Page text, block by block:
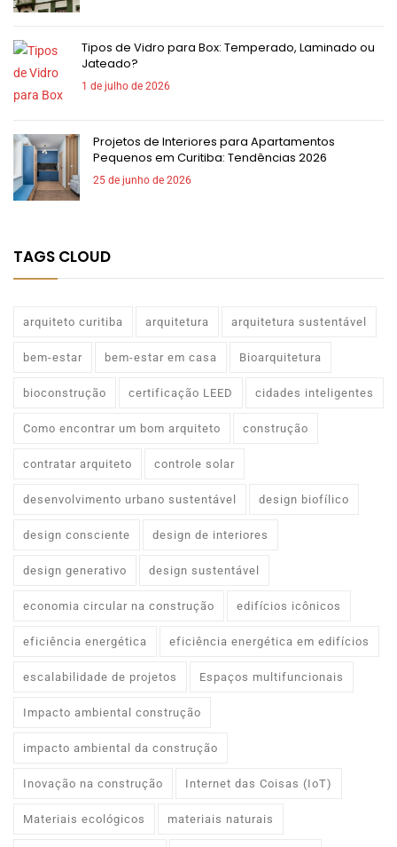
Tipos de Vidro para Box: Temperado, Laminado ou
Jateado?
1 de julho de 2026
Projetos de Interiores para Apartamentos
Pequenos em Curitiba: Tendências 2026
25 de junho de 2026
TAGS CLOUD
arquiteto curitiba arquitetura arquitetura sustentável
bem-estar bem-estar em casa Bioarquitetura
bioconstrução certificação LEED cidades inteligentes
Como encontrar um bom arquiteto construção
contratar arquiteto controle solar
desenvolvimento urbano sustentável design biofílico
design consciente design de interiores
design generativo design sustentável
economia circular na construção edifícios icônicos
eficiência energética eficiência energética em edifícios
escalabilidade de projetos Espaços multifuncionais
Impacto ambiental construção
impacto ambiental da construção
Inovação na construção Internet das Coisas (IoT)
Materiais ecológicos materiais naturais